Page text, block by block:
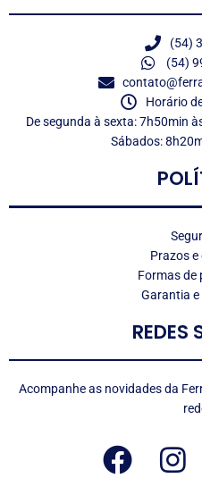
(54)
(54)
Horário
De segunda à sexta: 7h50min
Sábados:
Prazos
Formas de
Garantia
REDES
Acompanhe as novidades da